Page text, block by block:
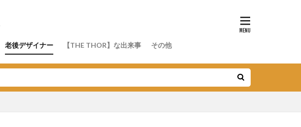
老後デザイナー 【THE THOR】な出来事 その他